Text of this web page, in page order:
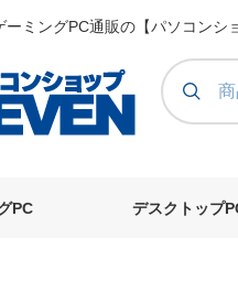
ミングPC通販の【パソコンシ
PC デスクトップ